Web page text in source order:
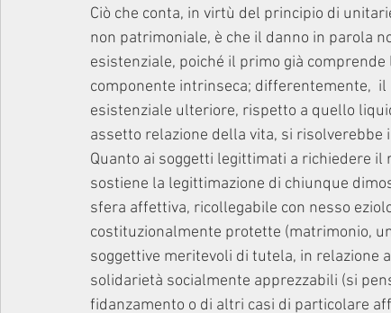
Ciò che conta, in virtù del principio di
non patrimoniale, è che il danno in parola
esistenziale, poiché il primo già
componente intrinseca; differentemente,
esistenziale ulteriore, rispetto a quello
assetto relazione della vita, si
Quanto ai soggetti legittimati a richiedere
sostiene la legittimazione di chiunque
sfera affettiva, ricollegabile con nesso
costituzionalmente protette (matrimonio,
soggettive meritevoli di tutela, in relazione
solidarietà socialmente apprezzabili (si
fidanzamento o di altri casi di particolare